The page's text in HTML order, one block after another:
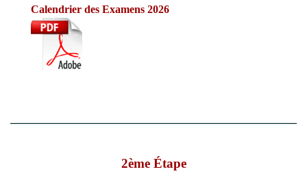
Calendrier des Examens 2026
2ème Étape